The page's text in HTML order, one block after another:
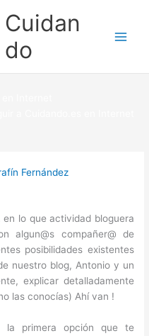
Cuidan
do
Fernández
lo que actividad bloguera
algun@s compañer@ de
posibilidades existentes
nuestro blog, Antonio y un
explicar detalladamente
las conocías) Ahí van !
opción que te